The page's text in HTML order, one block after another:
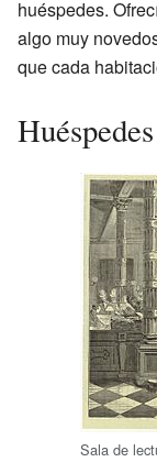
huéspedes.
algo muy
que cada
Sala de